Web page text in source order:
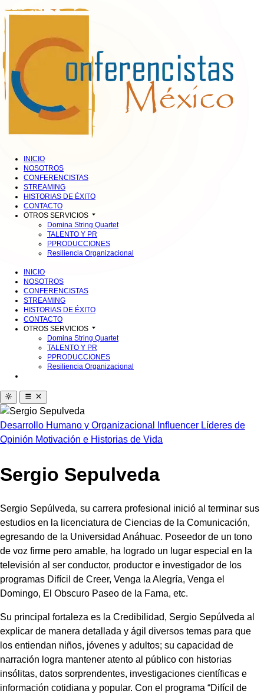
INICIO
NOSOTROS
CONFERENCISTAS
STREAMING
HISTORIAS DE ÉXITO
CONTACTO
OTROS SERVICIOS
Domina String Quartet
TALENTO Y PR
PPRODUCCIONES
Resiliencia Organizacional
INICIO
NOSOTROS
CONFERENCISTAS
STREAMING
HISTORIAS DE ÉXITO
CONTACTO
OTROS SERVICIOS
Domina String Quartet
TALENTO Y PR
PPRODUCCIONES
Resiliencia Organizacional
Desarrollo Humano y Organizacional Influencer Líderes de
Opinión Motivación e Historias de Vida
Sergio Sepulveda
Sergio Sepúlveda, su carrera profesional inició al terminar sus
estudios en la licenciatura de Ciencias de la Comunicación,
egresando de la Universidad Anáhuac. Poseedor de un tono
de voz firme pero amable, ha logrado un lugar especial en la
televisión al ser conductor, productor e investigador de los
programas Difícil de Creer, Venga la Alegría, Venga el
Domingo, El Obscuro Paseo de la Fama, etc.
Su principal fortaleza es la Credibilidad, Sergio Sepúlveda al
explicar de manera detallada y ágil diversos temas para que
los entiendan niños, jóvenes y adultos; su capacidad de
narración logra mantener atento al público con historias
insólitas, datos sorprendentes, investigaciones científicas e
información cotidiana y popular. Con el programa “Difícil de